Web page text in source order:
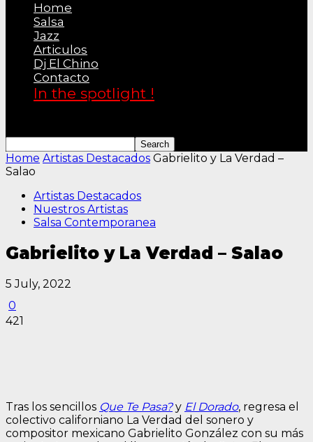
Home
Salsa
Jazz
Articulos
Dj El Chino
Contacto
In the spotlight !
Home Artistas Destacados Gabrielito y La Verdad –
Salao
Artistas Destacados
Nuestros Artistas
Salsa Contemporanea
Gabrielito y La Verdad – Salao
5 July, 2022
0
421
Tras los sencillos Que Te Pasa?y El Dorado, regresa el
colectivo californiano La Verdad del sonero y
compositor mexicano Gabrielito González con su más